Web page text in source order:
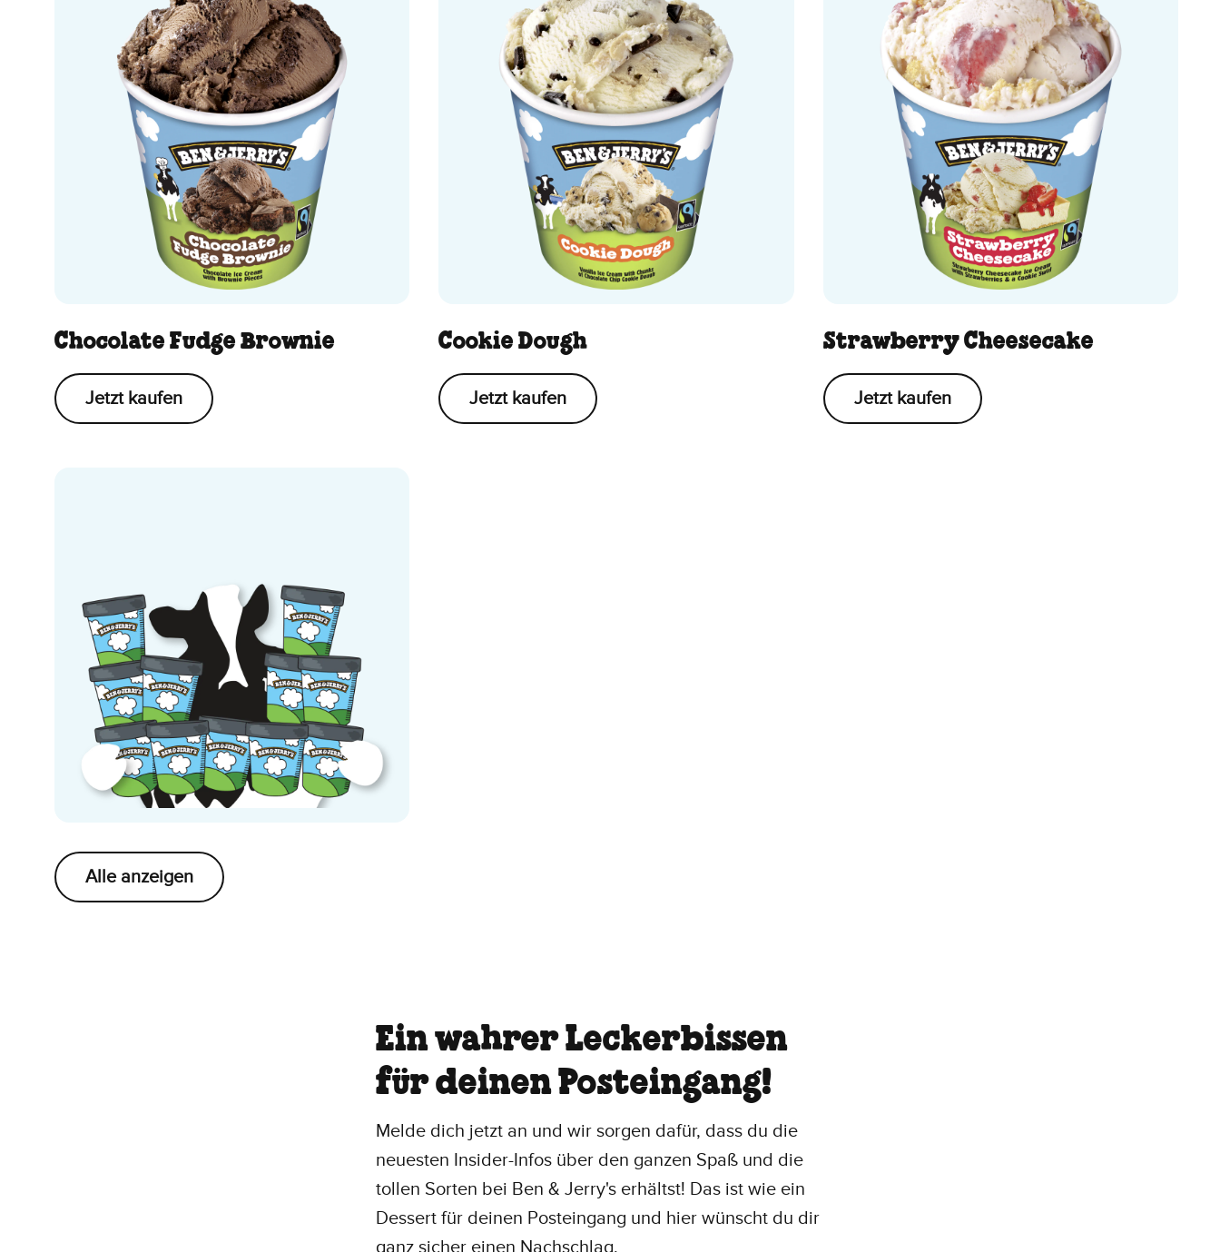
Chocolate Fudge Brownie
Jetzt kaufen
Cookie Dough
Jetzt kaufen
Strawberry Cheesecake
Jetzt kaufen
Alle anzeigen
Ein wahrer Leckerbissen
für deinen Posteingang!
Melde dich jetzt an und wir sorgen dafür, dass du die
neuesten Insider-Infos über den ganzen Spaß und die
tollen Sorten bei Ben & Jerry's erhältst! Das ist wie ein
Dessert für deinen Posteingang und hier wünscht du dir
ganz sicher einen Nachschlag.